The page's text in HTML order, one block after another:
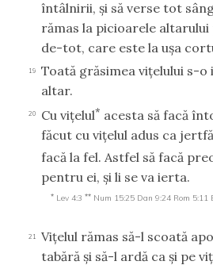
întâlnirii, şi să verse tot
rămas la picioarele
de-tot, care este la uşa
19
Toată grăsimea viţelului s-o
altar.
20 Cu viţelul* acesta să facă
făcut cu viţelul adus ca
facă la fel. Astfel să facă
pentru ei, şi li se va ierta.
* Lev 4:3 ** Num 15:25 Dan 9:24 Rom 5:11
21
Viţelul rămas să-l scoată
tabără şi să-l ardă ca şi pe